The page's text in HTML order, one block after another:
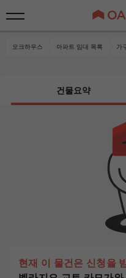
오크하우스 아파트 임대 목록 가
건물요약
현재 이 물건은 신청을